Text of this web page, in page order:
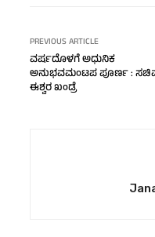
PREVIOUS ARTICLE
ವರ್ಷದೊಳಗೆ ಅಧುನಿಕ
ಅನುಭವಮಂಟಪ ಪೂರ್ಣ :
ಈಶ್ವರ ಖಂಡ್ರೆ